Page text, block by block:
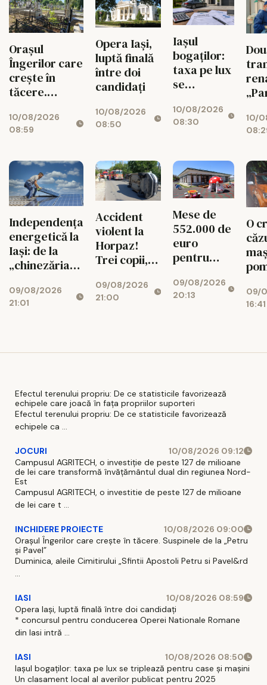
Orașul
Îngerilor care
crește în
tăcere.
la „Petru și
Pavel”
10/08/2026
08:59
Opera Iași,
luptă finală
între doi
candidați
10/08/2026
08:50
Iașul
bogaților:
taxa pe lux
se
pentru
case și
10/08/2026
08:30
10/
Independența
energetică la
Iași: de la
„chinezăria”
sistemul de
7.000 de euro
09/08/2026
21:01
Accident
violent la
Horpaz!
Trei copii,
de urgență
la spital
09/08/2026
21:00
Mese de
552.000 de
euro
pentru
Creșa
Miroslava
09/08/2026
20:13
O
să
09/
16:41
Efectul terenului propriu: De ce statisticile favorizează
echipele care joacă în fața propriilor suporteri
Efectul terenului propriu: De ce statisticile favorizează
echipele ca ...
JOCURI
10/08/2026 09:12
Campusul AGRITECH, o investiție de peste 127 de milioane
de lei care transformă învățământul dual din regiunea Nord-
Est
Campusul AGRITECH, o investitie de peste 127 de milioane
de lei care t ...
INCHIDERE PROIECTE
10/08/2026 09:00
Orașul Îngerilor care crește în tăcere. Suspinele de la „Petru
și Pavel”
Duminica, aleile Cimitirului „Sfintii Apostoli Petru si Pavel&rd
IASI
10/08/2026 08:59
Opera Iași, luptă finală între doi candidați
* concursul pentru conducerea Operei Nationale Romane
din Iasi intră ...
IASI
10/08/2026 08:50
Iașul bogaților: taxa pe lux se triplează pentru case și mașini
Un clasament local al averilor publicat pentru 2025